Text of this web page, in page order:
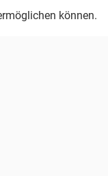
können.